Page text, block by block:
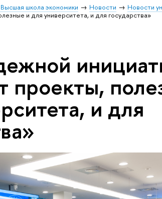
школа экономики Новости Новости
и для университета, и для государства»
проекты,
и для